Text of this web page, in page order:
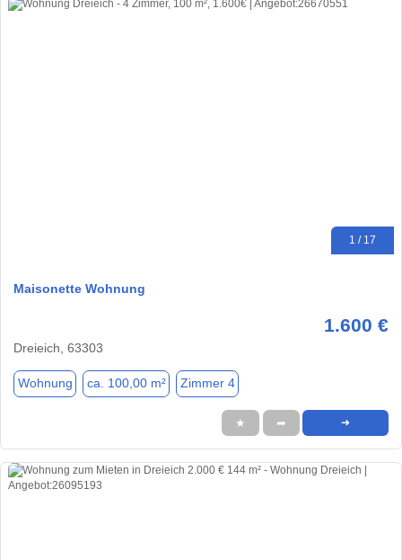
1 / 17
Maisonette Wohnung
1.600 €
Dreieich, 63303
Wohnung ca. 100,00 m² Zimmer 4
★ ➦ ➜